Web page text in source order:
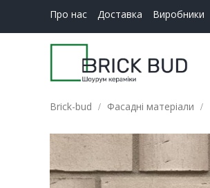
Про нас Доставка Виробники
Brick-bud Фасадні матеріали